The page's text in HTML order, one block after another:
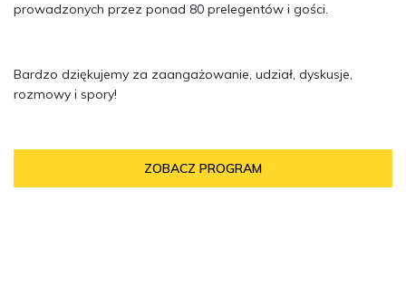
prowadzonych przez ponad 80 prelegentów i gości.
Bardzo dziękujemy za zaangażowanie, udział, dyskusje,
rozmowy i spory!
ZOBACZ PROGRAM